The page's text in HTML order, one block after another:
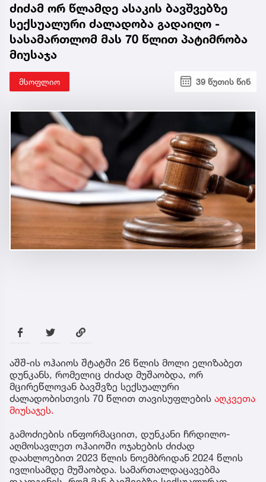
ძიძამ ორ წლამდე ასაკის ბავშვებზე
სექსუალური ძალადობა გადაიღო -
სასამართლომ მას 70 წლით პატიმრობა
მიუსაჯა
მსოფლიო 39 წუთის წინ
აშშ-ის ოჰაიოს შტატში 26 წლის მოლი ელიზაბეთ
დუნკანს, რომელიც ძიძად მუშაობდა, ორ
მცირეწლოვან ბავშვზე სექსუალური
ძალადობისთვის 70 წლით თავისუფლების აღკვეთა
მიუსაჯეს.
გამოძიების ინფორმაციით, დუნკანი ჩრდილო-
აღმოსავლეთ ოჰაიოში ოჯახების ძიძად
დაახლოებით 2023 წლის ნოემბრიდან 2024 წლის
ივლისამდე მუშაობდა. სამართალდაცავებმა